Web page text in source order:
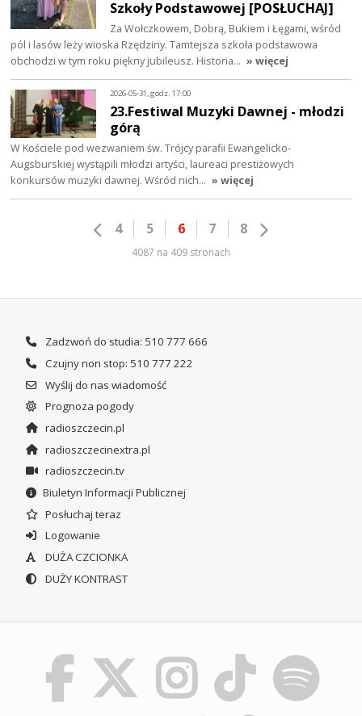
Szkoły Podstawowej [POSŁUCHAJ]
Za Wołczkowem, Dobrą, Bukiem i Łęgami, wśród
pól i lasów leży wioska Rzędziny. Tamtejsza szkoła podstawowa
obchodzi w tym roku piękny jubileusz. Historia… » więcej
2026-05-31, godz. 17:00
23.Festiwal Muzyki Dawnej - młodzi
górą
W Kościele pod wezwaniem św. Trójcy parafii Ewangelicko-
Augsburskiej wystąpili młodzi artyści, laureaci prestiżowych
konkursów muzyki dawnej. Wśród nich… » więcej
4 5 6 7 8
4087 na 409 stronach
Zadzwoń do studia: 510 777 666
Czujny non stop: 510 777 222
Wyślij do nas wiadomość
Prognoza pogody
radioszczecin.pl
radioszczecinextra.pl
radioszczecin.tv
Biuletyn Informacji Publicznej
Posłuchaj teraz
Logowanie
DUŻA CZCIONKA
DUŻY KONTRAST